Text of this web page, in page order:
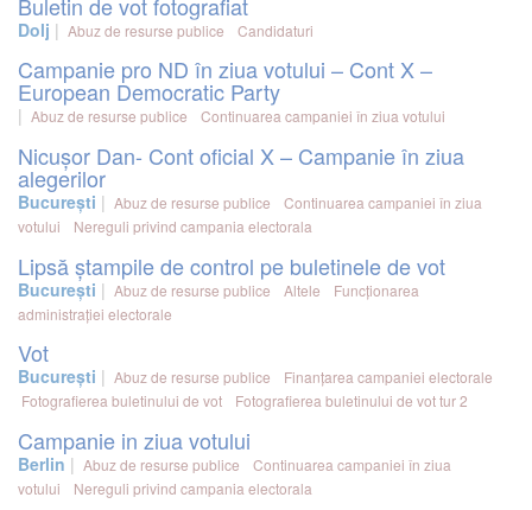
Dolj Abuz de resurse publice Candidaturi
Campanie pro ND în ziua votului – Cont X –
European Democratic Party
Abuz de resurse publice Continuarea campaniei în ziua votului
Nicușor Dan- Cont oficial X – Campanie în ziua
alegerilor
București Abuz de resurse publice
Continuarea campaniei în ziua
votului
Nereguli privind campania electorala
Lipsă ștampile de control pe buletinele de vot
București Abuz de resurse publice Altele
Funcționarea
administrației electorale
Vot
București Abuz de resurse publice
Finanțarea campaniei electorale
Fotografierea buletinului de vot
Fotografierea buletinului de vot tur 2
Campanie in ziua votului
Berlin Abuz de resurse publice
Continuarea campaniei în ziua
votului
Nereguli privind campania electorala